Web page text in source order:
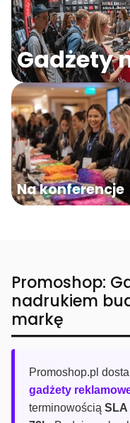
Gadżety
Na konferencje
Promoshop:
nadrukiem
markę
Promoshop.pl
gadżety
terminowością SLA